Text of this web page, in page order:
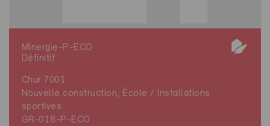
Minergie-P-ECO
Définitif
Chur 7001
Nouvelle construction, École / Installations
sportives
GR-018-P-ECO